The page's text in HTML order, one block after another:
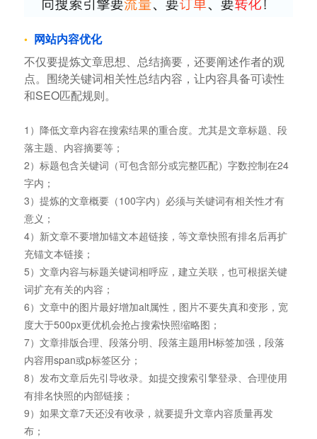
网站内容优化
不仅要提炼文章思想、总结摘要，还要阐述作者的观
点。围绕关键词相关性总结内容，让内容具备可读性
和SEO匹配规则。
1）降低文章内容在搜索结果的重合度。尤其是文章标题、段
落主题、内容摘要等；
2）标题包含关键词（可包含部分或完整匹配）字数控制在24
字内；
3）提炼的文章概要（100字内）必须与关键词有相关性才有
意义；
4）新文章不要增加锚文本超链接，等文章快照有排名后再扩
充锚文本链接；
5）文章内容与标题关键词相呼应，建立关联，也可根据关键
词扩充有关的内容；
6）文章中的图片最好增加alt属性，图片不要失真和变形，宽
度大于500px更优机会抢占搜索快照缩略图；
7）文章排版合理、段落分明、段落主题用H标签加强，段落
内容用span或p标签区分；
8）发布文章后先引导收录。如提交搜索引擎登录、合理使用
有排名快照的内部链接；
9）如果文章7天还没有收录，就要提升文章内容质量再发
布；